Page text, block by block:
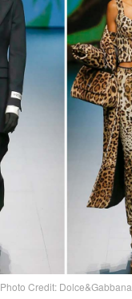
Photo Credit: Dolce&Gabbana